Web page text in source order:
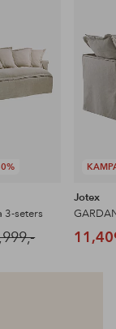
3-seters
Jotex